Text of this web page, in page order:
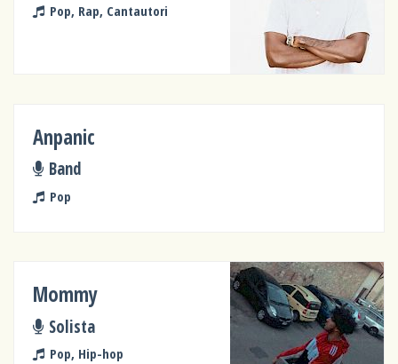
Pop, Rap, Cantautori
Anpanic
Band
Pop
Mommy
Solista
Pop, Hip-hop